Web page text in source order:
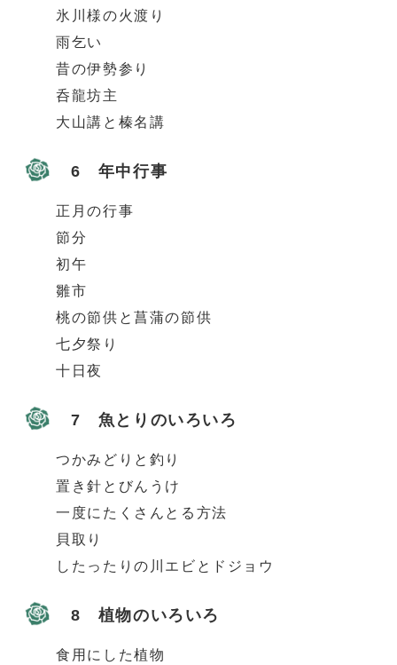
氷川様の火渡り
雨乞い
昔の伊勢参り
呑龍坊主
大山講と榛名講
6 年中行事
正月の行事
節分
初午
雛市
桃の節供と菖蒲の節供
七夕祭り
十日夜
7 魚とりのいろいろ
つかみどりと釣り
置き針とびんうけ
一度にたくさんとる方法
貝取り
したったりの川エビとドジョウ
8 植物のいろいろ
食用にした植物